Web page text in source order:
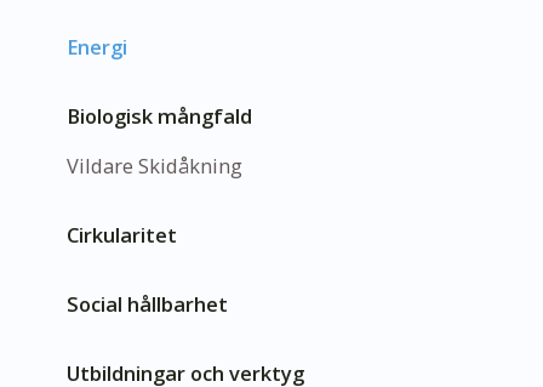
Energi
Biologisk mångfald
Vildare Skidåkning
Cirkularitet
Social hållbarhet
Utbildningar och verktyg